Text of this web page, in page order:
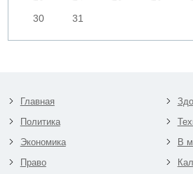
30
31
Главная
Политика
Экономика
Право
В